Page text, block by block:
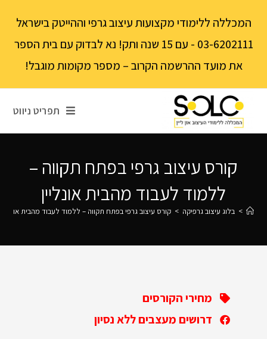
המכללה ללימודי מקצועות עיצוב גרפי וההייטק בישראל
03-6202111 - עם 15 שנה ותק! נא לבדוק עם בית הספר
את מועד ההרשמה הקרוב – מספר מקומות מוגבל!
תפריט ניווט
קורס עיצוב גרפי בפתח תקווה –
ללמוד לעבוד מהבית אונליין
> בלוג עיצוב גרפיקה > קורס עיצוב גרפי בפתח תקווה – ללמוד לעבוד מהבית אונליין
מחירי הקורסים
דרושים מעצבים ללא נסיון